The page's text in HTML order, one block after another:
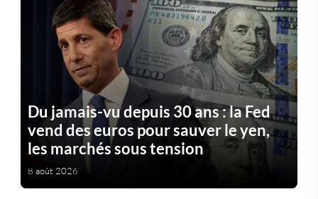
Du jamais-vu depuis 30 ans : la Fed
vend des euros pour sauver le yen,
les marchés sous tension
8 août 2026